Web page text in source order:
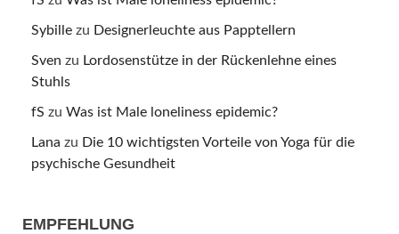
Sybille zu Designerleuchte aus Papptellern
Sven zu Lordosenstütze in der Rückenlehne eines
Stuhls
fS zu Was ist Male loneliness epidemic?
Lana zu Die 10 wichtigsten Vorteile von Yoga für die
psychische Gesundheit
EMPFEHLUNG